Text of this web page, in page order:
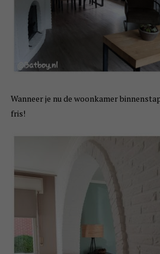
Wanneer je nu de woonkamer
fris!